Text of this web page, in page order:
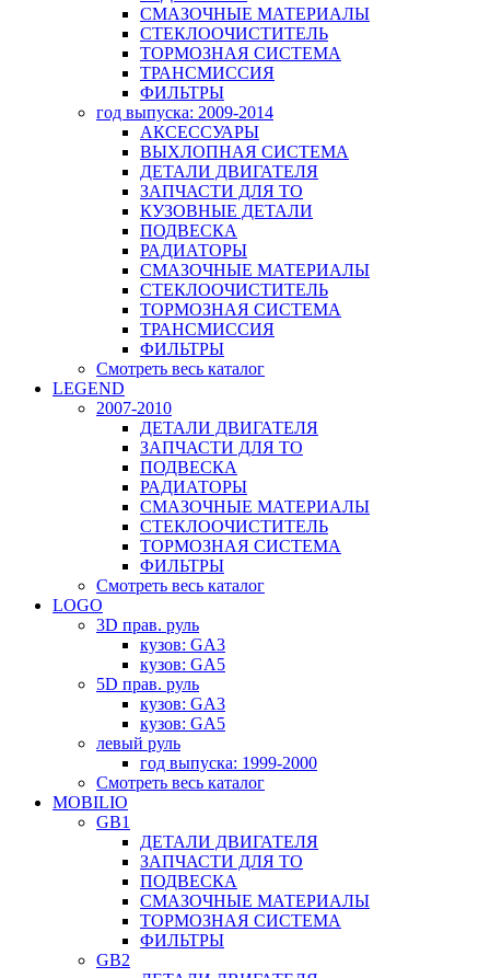
СМАЗОЧНЫЕ МАТЕРИАЛЫ
СТЕКЛООЧИСТИТЕЛЬ
ТОРМОЗНАЯ СИСТЕМА
ТРАНСМИССИЯ
ФИЛЬТРЫ
год выпуска: 2009-2014
АКСЕССУАРЫ
ВЫХЛОПНАЯ СИСТЕМА
ДЕТАЛИ ДВИГАТЕЛЯ
ЗАПЧАСТИ ДЛЯ ТО
КУЗОВНЫЕ ДЕТАЛИ
ПОДВЕСКА
РАДИАТОРЫ
СМАЗОЧНЫЕ МАТЕРИАЛЫ
СТЕКЛООЧИСТИТЕЛЬ
ТОРМОЗНАЯ СИСТЕМА
ТРАНСМИССИЯ
ФИЛЬТРЫ
Смотреть весь каталог
LEGEND
2007-2010
ДЕТАЛИ ДВИГАТЕЛЯ
ЗАПЧАСТИ ДЛЯ ТО
ПОДВЕСКА
РАДИАТОРЫ
СМАЗОЧНЫЕ МАТЕРИАЛЫ
СТЕКЛООЧИСТИТЕЛЬ
ТОРМОЗНАЯ СИСТЕМА
ФИЛЬТРЫ
Смотреть весь каталог
LOGO
3D прав. руль
кузов: GA3
кузов: GA5
5D прав. руль
кузов: GA3
кузов: GA5
левый руль
год выпуска: 1999-2000
Смотреть весь каталог
MOBILIO
GB1
ДЕТАЛИ ДВИГАТЕЛЯ
ЗАПЧАСТИ ДЛЯ ТО
ПОДВЕСКА
СМАЗОЧНЫЕ МАТЕРИАЛЫ
ТОРМОЗНАЯ СИСТЕМА
ФИЛЬТРЫ
GB2